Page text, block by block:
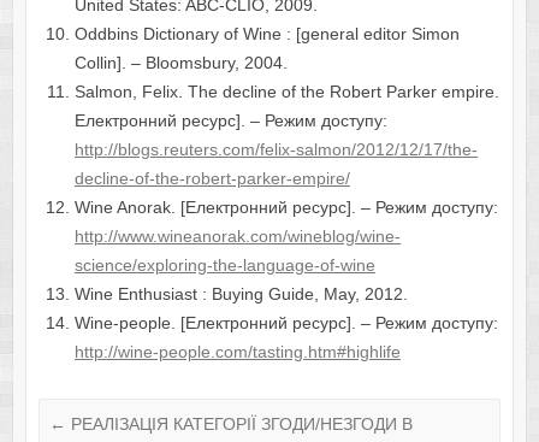
United States: ABC-CLIO, 2009.
Oddbins Dictionary of Wine : [general editor Simon
Collin]. – Bloomsbury, 2004.
Salmon, Felix. The decline of the Robert Parker empire.
Електронний ресурс]. – Режим доступу:
http://blogs.reuters.com/felix-salmon/2012/12/17/the-
decline-of-the-robert-parker-empire/
Wine Anorak. [Електронний ресурс]. – Режим доступу:
http://www.wineanorak.com/wineblog/wine-
science/exploring-the-language-of-wine
Wine Enthusiast : Buying Guide, May, 2012.
Wine-people. [Електронний ресурс]. – Режим доступу:
http://wine-people.com/tasting.htm#highlife
← РЕАЛІЗАЦІЯ КАТЕГОРІЇ ЗГОДИ/НЕЗГОДИ В